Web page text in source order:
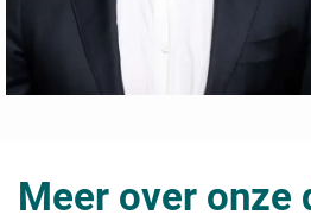
Meer over onze